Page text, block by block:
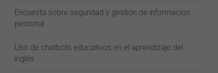
Encuesta sobre seguridad y gestión de informacion
personal
Uso de chatbots educativos en el aprendizaje del
inglés